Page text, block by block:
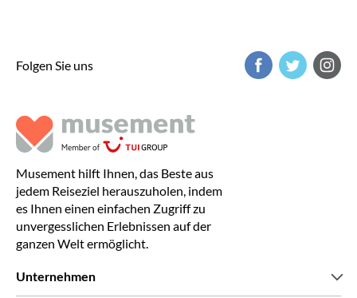
Folgen Sie uns
Musement hilft Ihnen, das Beste aus
jedem Reiseziel herauszuholen, indem
es Ihnen einen einfachen Zugriff zu
unvergesslichen Erlebnissen auf der
ganzen Welt ermöglicht.
Unternehmen